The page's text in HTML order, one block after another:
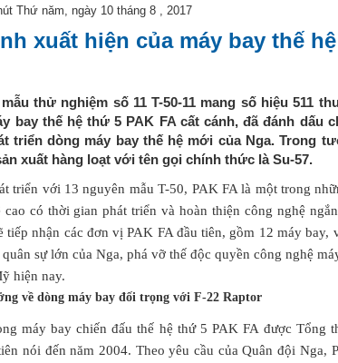
Thứ năm, ngày 10 tháng 8 , 2017
xuất hiện của máy bay thế
thử nghiệm số 11 T-50-11 mang số hiệu 511
bay thế hệ thứ 5 PAK FA cất cánh, đã đánh dấu
triển dòng máy bay thế hệ mới của Nga. Trong
xuất hàng loạt với tên gọi chính thức là Su-57.
triển với 13 nguyên mẫu T-50, PAK FA là một trong
có thời gian phát triển và hoàn thiện công nghệ
tiếp nhận các đơn vị PAK FA đầu tiên, gồm 12 máy bay,
sự lớn của Nga, phá vỡ thế độc quyền công nghệ
hiện nay.
về dòng máy bay đối trọng với F-22 Raptor
máy bay chiến đấu thế hệ thứ 5 PAK FA được Tổng
nói đến năm 2004. Theo yêu cầu của Quân đội Nga,